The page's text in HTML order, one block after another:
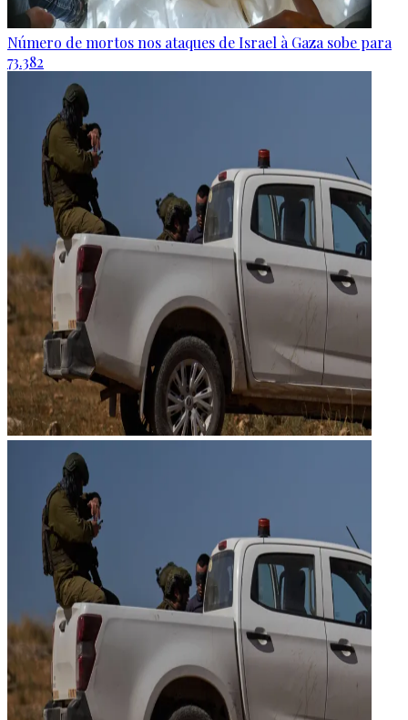
Número de mortos nos ataques de Israel à Gaza sobe para
73.382